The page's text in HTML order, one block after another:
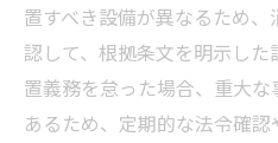
置すべき設備が異なるため
認して、根拠条文を明示し
置義務を怠った場合、重大
あるため、定期的な法令確